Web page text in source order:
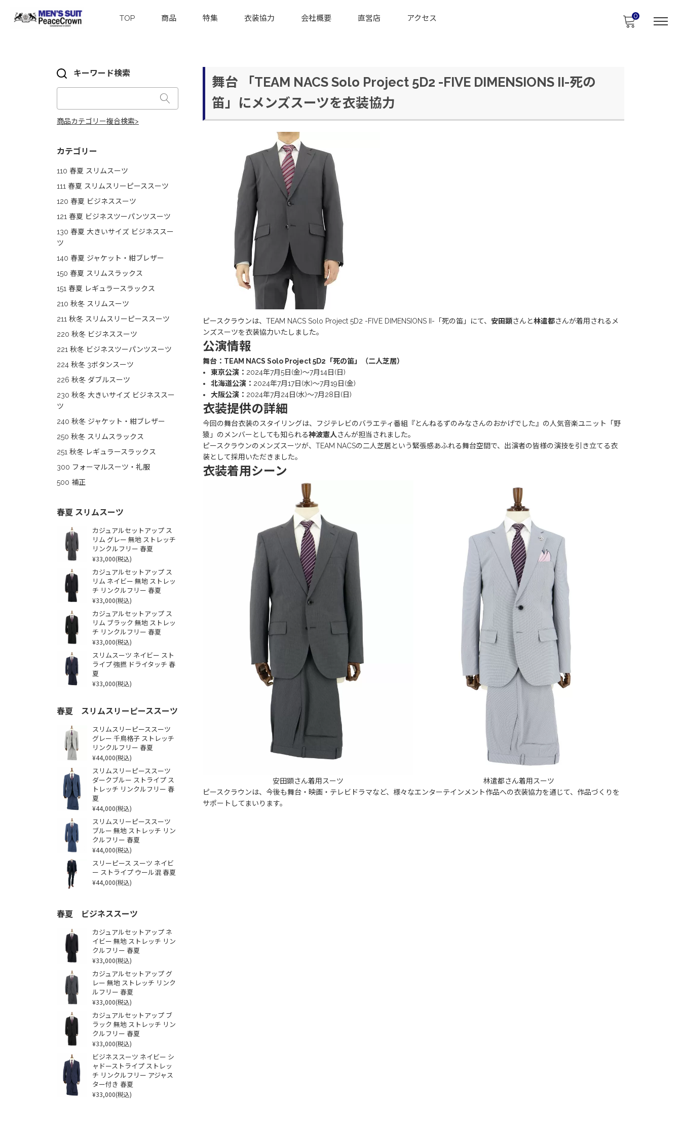
TOP 商品 特集 衣装協力 会社概要 直営店 アクセス 0
舞台 「TEAM NACS Solo Project 5D2 -FIVE DIMENSIONS II-死の
笛」にメンズスーツを衣装協力
ピースクラウンは、TEAM NACS Solo Project 5D2 -FIVE DIMENSIONS II- 「死の笛」 にて、 安田顕さんと林遣都さんが着用されるメ
ンズスーツを衣装協力いたしました。
公演情報
舞台：TEAM NACS Solo Project 5D2「死の笛」（二人芝居）
東京公演： 2024年7月5日(金)〜7月14日(日)
北海道公演： 2024年7月17日(水)〜7月19日(金)
大阪公演： 2024年7月24日(水)〜7月28日(日)
衣装提供の詳細
今回の舞台衣装のスタイリングは、フジテレビのバラエティ番組『とんねるずのみなさんのおかげでした』の人気音楽ユニット「野
猿」のメンバーとしても知られる神波憲人さんが担当されました。
ピースクラウンのメンズスーツが、TEAM NACSの二人芝居という緊張感あふれる舞台空間で、出演者の皆様の演技を引き立てる衣
装として採用いただきました。
衣装着用シーン
安田顕さん着用スーツ
林遣都さん着用スーツ
ピースクラウンは、今後も舞台・映画・テレビドラマなど、様々なエンターテインメント作品への衣装協力を通じて、作品づくりを
サポートしてまいります。
キーワード検索
商品カテゴリー複合検索>
カテゴリー
110 春夏 スリムスーツ
111 春夏 スリムスリーピーススーツ
120 春夏 ビジネススーツ
121 春夏 ビジネスツーパンツスーツ
130 春夏 大きいサイズ ビジネススー
ツ
140 春夏 ジャケット・紺ブレザー
150 春夏 スリムスラックス
151 春夏 レギュラースラックス
210 秋冬 スリムスーツ
211 秋冬 スリムスリーピーススーツ
220 秋冬 ビジネススーツ
221 秋冬 ビジネスツーパンツスーツ
224 秋冬 3ボタンスーツ
226 秋冬 ダブルスーツ
230 秋冬 大きいサイズ ビジネススー
ツ
240 秋冬 ジャケット・紺ブレザー
250 秋冬 スリムスラックス
251 秋冬 レギュラースラックス
300 フォーマルスーツ・礼服
500 補正
春夏 スリムスーツ
カジュアルセットアップ ス
リム グレー 無地 ストレッチ
リンクルフリー 春夏
¥33,000(税込)
カジュアルセットアップ ス
リム ネイビー 無地 ストレッ
チ リンクルフリー 春夏
¥33,000(税込)
カジュアルセットアップ ス
リム ブラック 無地 ストレッ
チ リンクルフリー 春夏
¥33,000(税込)
スリムスーツ ネイビー スト
ライプ 強撚 ドライタッチ 春
夏
¥33,000(税込)
春夏 スリムスリーピーススーツ
スリムスリーピーススーツ
グレー 千鳥格子 ストレッチ
リンクルフリー 春夏
¥44,000(税込)
スリムスリーピーススーツ
ダークブルー ストライプ ス
トレッチ リンクルフリー 春
夏
¥44,000(税込)
スリムスリーピーススーツ
ブルー 無地 ストレッチ リン
クルフリー 春夏
¥44,000(税込)
スリーピース スーツ ネイビ
ー ストライプ ウール混 春夏
¥44,000(税込)
春夏 ビジネススーツ
カジュアルセットアップ ネ
イビー 無地 ストレッチ リン
クルフリー 春夏
¥33,000(税込)
カジュアルセットアップ グ
レー 無地 ストレッチ リンク
ルフリー 春夏
¥33,000(税込)
カジュアルセットアップ ブ
ラック 無地 ストレッチ リン
クルフリー 春夏
¥33,000(税込)
ビジネススーツ ネイビー シ
ャドーストライプ ストレッ
チ リンクルフリー アジャス
ター付き 春夏
¥33,000(税込)